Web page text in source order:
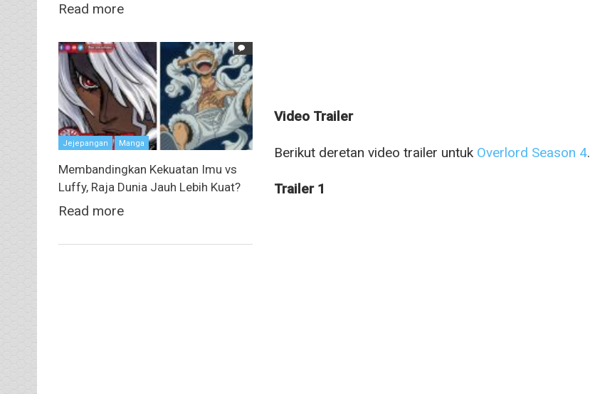
Video Trailer
Berikut deretan video trailer untuk Overlord Season 4.
Trailer 1
Read more
Jejepangan Manga
Membandingkan Kekuatan Imu vs
Luffy, Raja Dunia Jauh Lebih Kuat?
Read more